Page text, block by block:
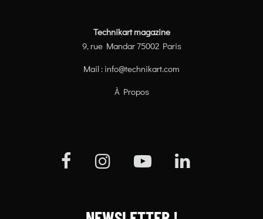
Technikart magazine
9, rue Mandar 75002 Paris
Mail : info@technikart.com
À Propos